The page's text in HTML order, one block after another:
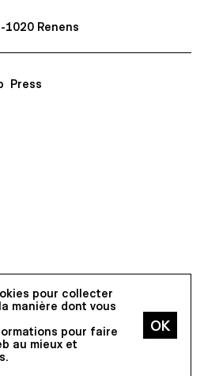
pour collecter
manière dont vous
pour faire
au mieux et
1020 Renens
Press